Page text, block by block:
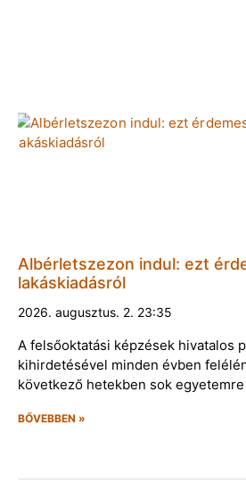
Albérletszezon indul: ezt
lakáskiadásról
2026. augusztus. 2. 23:35
A felsőoktatási képzések hivatalos
kihirdetésével minden évben
következő hetekben sok
BŐVEBBEN »